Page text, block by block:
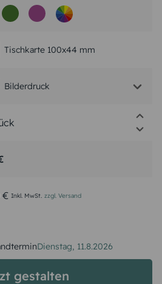
Tischkarte 100x44 mm
Bilderdruck
€ Inkl. MwSt. zzgl. Versand
Dienstag, 11.8.2026
gestalten